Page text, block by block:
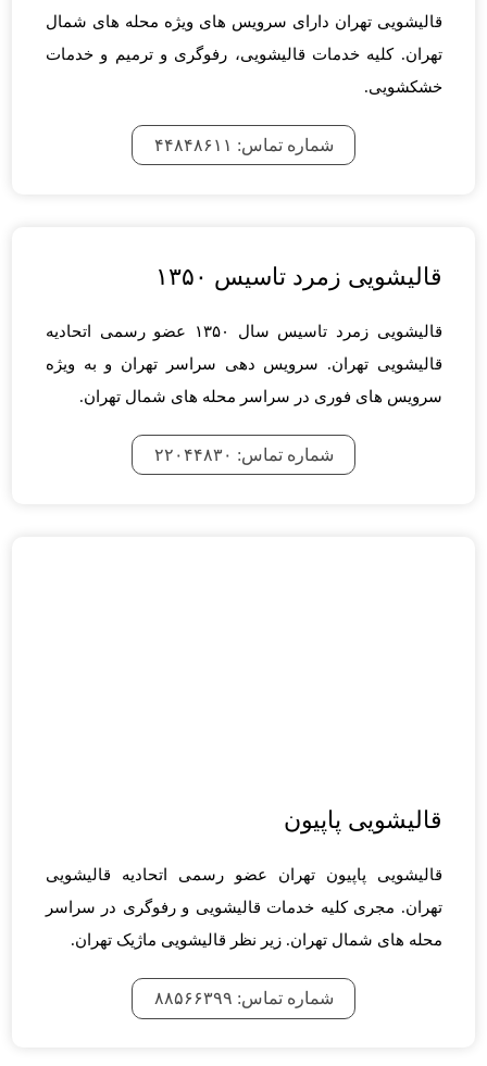
قالیشویی تهران دارای سرویس های ویژه محله های شمال
تهران. کلیه خدمات قالیشویی، رفوگری و ترمیم و خدمات
خشکشویی.
شماره تماس: ۴۴۸۴۸۶۱۱
قالیشویی زمرد تاسیس ۱۳۵۰
قالیشویی زمرد تاسیس سال ۱۳۵۰ عضو رسمی اتحادیه
قالیشویی تهران. سرویس دهی سراسر تهران و به ویژه
سرویس های فوری در سراسر محله های شمال تهران.
شماره تماس: ۲۲۰۴۴۸۳۰
قالیشویی پاپیون
قالیشویی پاپیون تهران عضو رسمی اتحادیه قالیشویی
تهران. مجری کلیه خدمات قالیشویی و رفوگری در سراسر
محله های شمال تهران. زیر نظر قالیشویی ماژیک تهران.
شماره تماس: ۸۸۵۶۶۳۹۹